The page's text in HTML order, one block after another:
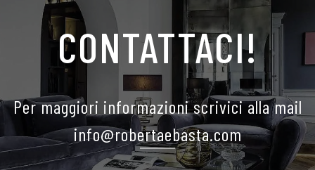
CONTATTACI!
Per maggiori informazioni scrivici alla mail
info@robertaebasta.com